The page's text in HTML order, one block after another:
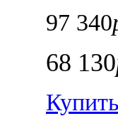
97 340
68 130
Купить